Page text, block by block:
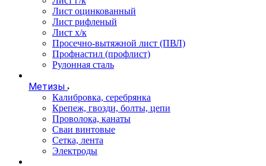
Лист оцинкованный
Лист рифленый
Лист х/к
Просечно-вытяжной лист (ПВЛ)
Профнастил (профлист)
Рулонная сталь
Метизы
Калибровка, серебрянка
Крепеж, гвозди, болты, цепи
Проволока, канаты
Сваи винтовые
Сетка, лента
Электроды